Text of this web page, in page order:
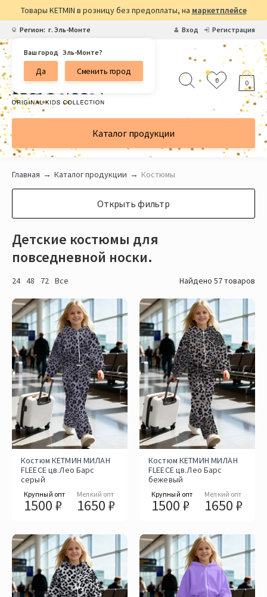
Товары KETMIN в розницу без предоплаты, на маркетплейсе
Регион: г. Эль-Монте
Ваш город Эль-Монте?
Да Сменить город
Вход Регистрация
0 0
Каталог продукции
Главная Каталог продукции Костюмы
Открыть фильтр
Детские костюмы для
повседневной носки.
24 48 72 Все Найдено 57 товаров
Костюм КЕТМИН МИЛАН
FLEECE цв.Лео Барс
серый
Крупный опт
1500 ₽
Мелкий опт
1650 ₽
Костюм КЕТМИН МИЛАН
FLEECE цв.Лео Барс
бежевый
Крупный опт
1500 ₽
Мелкий опт
1650 ₽